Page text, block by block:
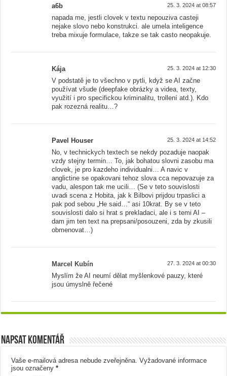
a6b 25. 3. 2024 at 08:57
napada me, jestli clovek v textu nepouziva casteji
nejake slovo nebo konstrukci. ale umela inteligence
treba mixuje formulace, takze se tak casto neopakuje.
Kája 25. 3. 2024 at 12:30
V podstatě je to všechno v pytli, když se AI začne
používat všude (deepfake obrázky a videa, texty,
využití i pro specifickou kriminalitu, trollení atd.). Kdo
pak rozezná realitu…?
Pavel Houser 25. 3. 2024 at 14:52
No, v technickych textech se nekdy pozaduje naopak
vzdy stejny termin… To, jak bohatou slovni zasobu ma
clovek, je pro kazdeho individualni… A navic v
anglictine se opakovani tehoz slova cca nepovazuje za
vadu, alespon tak me ucili… (Se v teto souvislosti
uvadi scena z Hobita, jak k Bilbovi prijdou trpaslici a
pak pod sebou „He said…“ asi 10krat. By se v teto
souvislosti dalo si hrat s prekladaci, ale i s temi AI –
dam jim ten text na prepsani/posouzeni, zda by zkusili
obmenovat…)
Marcel Kubín 27. 3. 2024 at 00:30
Myslím že AI neumí dělat myšlenkové pauzy, které
jsou úmyslně řečené
Napsat komentář
Vaše e-mailová adresa nebude zveřejněna. Vyžadované informace
jsou označeny*